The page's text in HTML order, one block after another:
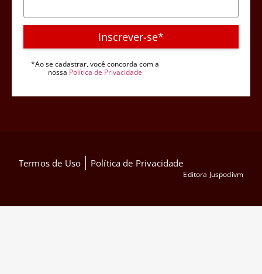
Inscrever-se*
*Ao se cadastrar, você concorda com a
nossa Política de Privacidade
Termos de Uso Política de Privacidade
Editora Juspodivm